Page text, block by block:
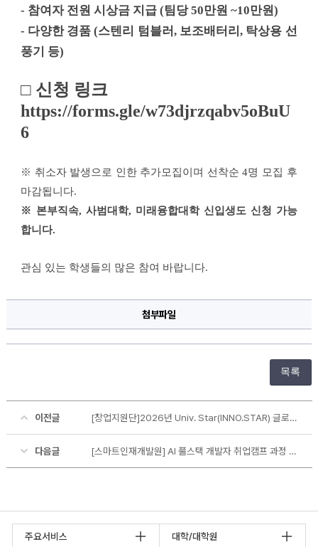
- 참여자 전원 시상금 지급 (팀당 50만원 ~10만원)
- 다양한 경품 (스텐리 텀블러, 보조배터리, 탁상용 선
풍기 등)
□ 신청 링크
https://forms.gle/w73djrzqabv5oBuU
6
※ 취소자 발생으로 인한 추가모집이며 선착순 4명 모집 후
마감됩니다.
※ 본부직속, 사범대학, 미래융합대학 신입생도 신청 가능
합니다.
관심 있는 학생들의 많은 참여 바랍니다.
첨부파일
목록
이전글 [창업지원단]2026년 Univ. Star(INNO.STAR) 글로벌 연합 창업캠프 참가자 모집(~6.22)
다음글 [스마트인재개발원] AI 풀스택 개발자 취업캠프 과정 수강생 모집
주요서비스 대학/대학원